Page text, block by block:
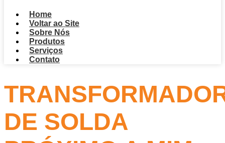
Home
Voltar ao Site
Sobre Nós
Produtos
Serviços
Contato
DE SOLDA